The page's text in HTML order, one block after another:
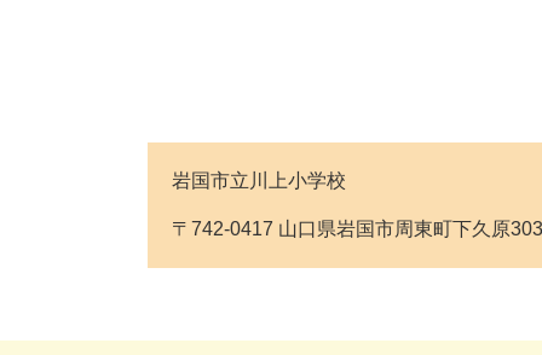
岩国市立川上小学校
〒742-0417 山口県岩国市周東町下久原